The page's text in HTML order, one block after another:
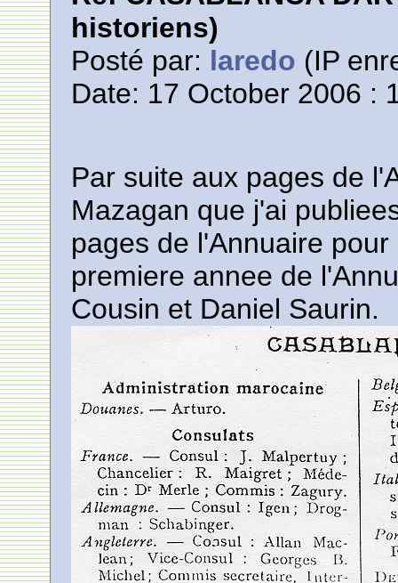
historiens)
Posté par: laredo (IP
Date: 17 October 2006 :
Par suite aux pages de
Mazagan que j'ai
pages de l'Annuaire
premiere annee de
Cousin et Daniel Saurin.